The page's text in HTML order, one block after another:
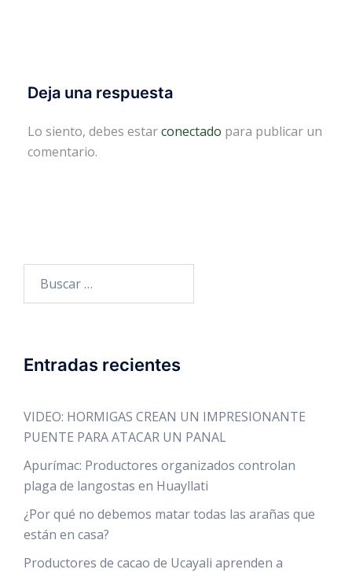
Deja una respuesta
Lo siento, debes estarconectado para publicar un
comentario.
Entradas recientes
VIDEO: HORMIGAS CREAN UN IMPRESIONANTE
PUENTE PARA ATACAR UN PANAL
Apurímac: Productores organizados controlan
plaga de langostas en Huayllati
¿Por qué no debemos matar todas las arañas que
están en casa?
Productores de cacao de Ucayali aprenden a